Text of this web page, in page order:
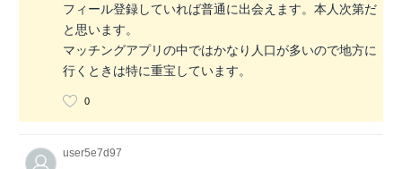
フィール登録していれば普通に出会えます。本人次第だ
と思います。
マッチングアプリの中ではかなり人口が多いので地方に
行くときは特に重宝しています。
0
user5e7d97